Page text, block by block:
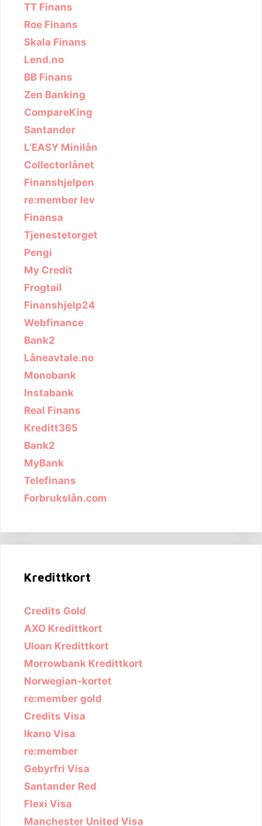
TT Finans
Roe Finans
Skala Finans
Lend.no
BB Finans
Zen Banking
CompareKing
Santander
L’EASY Minilån
Collectorlånet
Finanshjelpen
re:member lev
Finansa
Tjenestetorget
Pengi
My Credit
Frogtail
Finanshjelp24
Webfinance
Bank2
Låneavtale.no
Monobank
Instabank
Real Finans
Kreditt365
Bank2
MyBank
Telefinans
Forbrukslån.com
Kredittkort
Credits Gold
AXO Kredittkort
Uloan Kredittkort
Morrowbank Kredittkort
Norwegian-kortet
re:member gold
Credits Visa
Ikano Visa
re:member
Gebyrfri Visa
Santander Red
Flexi Visa
Manchester United Visa